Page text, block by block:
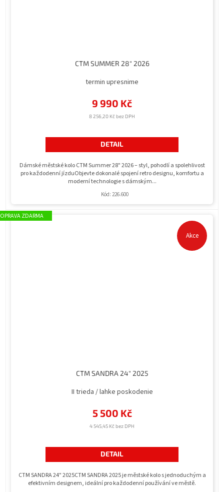
CTM SUMMER 28" 2026
termin upresnime
8 256,20 Kč bez DPH
9 990 Kč
DETAIL
Dámské městské kolo CTM Summer 28" 2026 – styl, pohodlí a spolehlivost
pro každodenní jízduObjevte dokonalé spojení retro designu, komfortu a
moderní technologie s dámským...
Kód: 226.600
Akce
ZDARMA
CTM SANDRA 24" 2025
II trieda / lahke poskodenie
4 545,45 Kč bez DPH
5 500 Kč
DETAIL
CTM SANDRA 24" 2025CTM SANDRA 2025 je městské kolo s jednoduchým a
efektivním designem, ideální pro každodenní používání ve městě.